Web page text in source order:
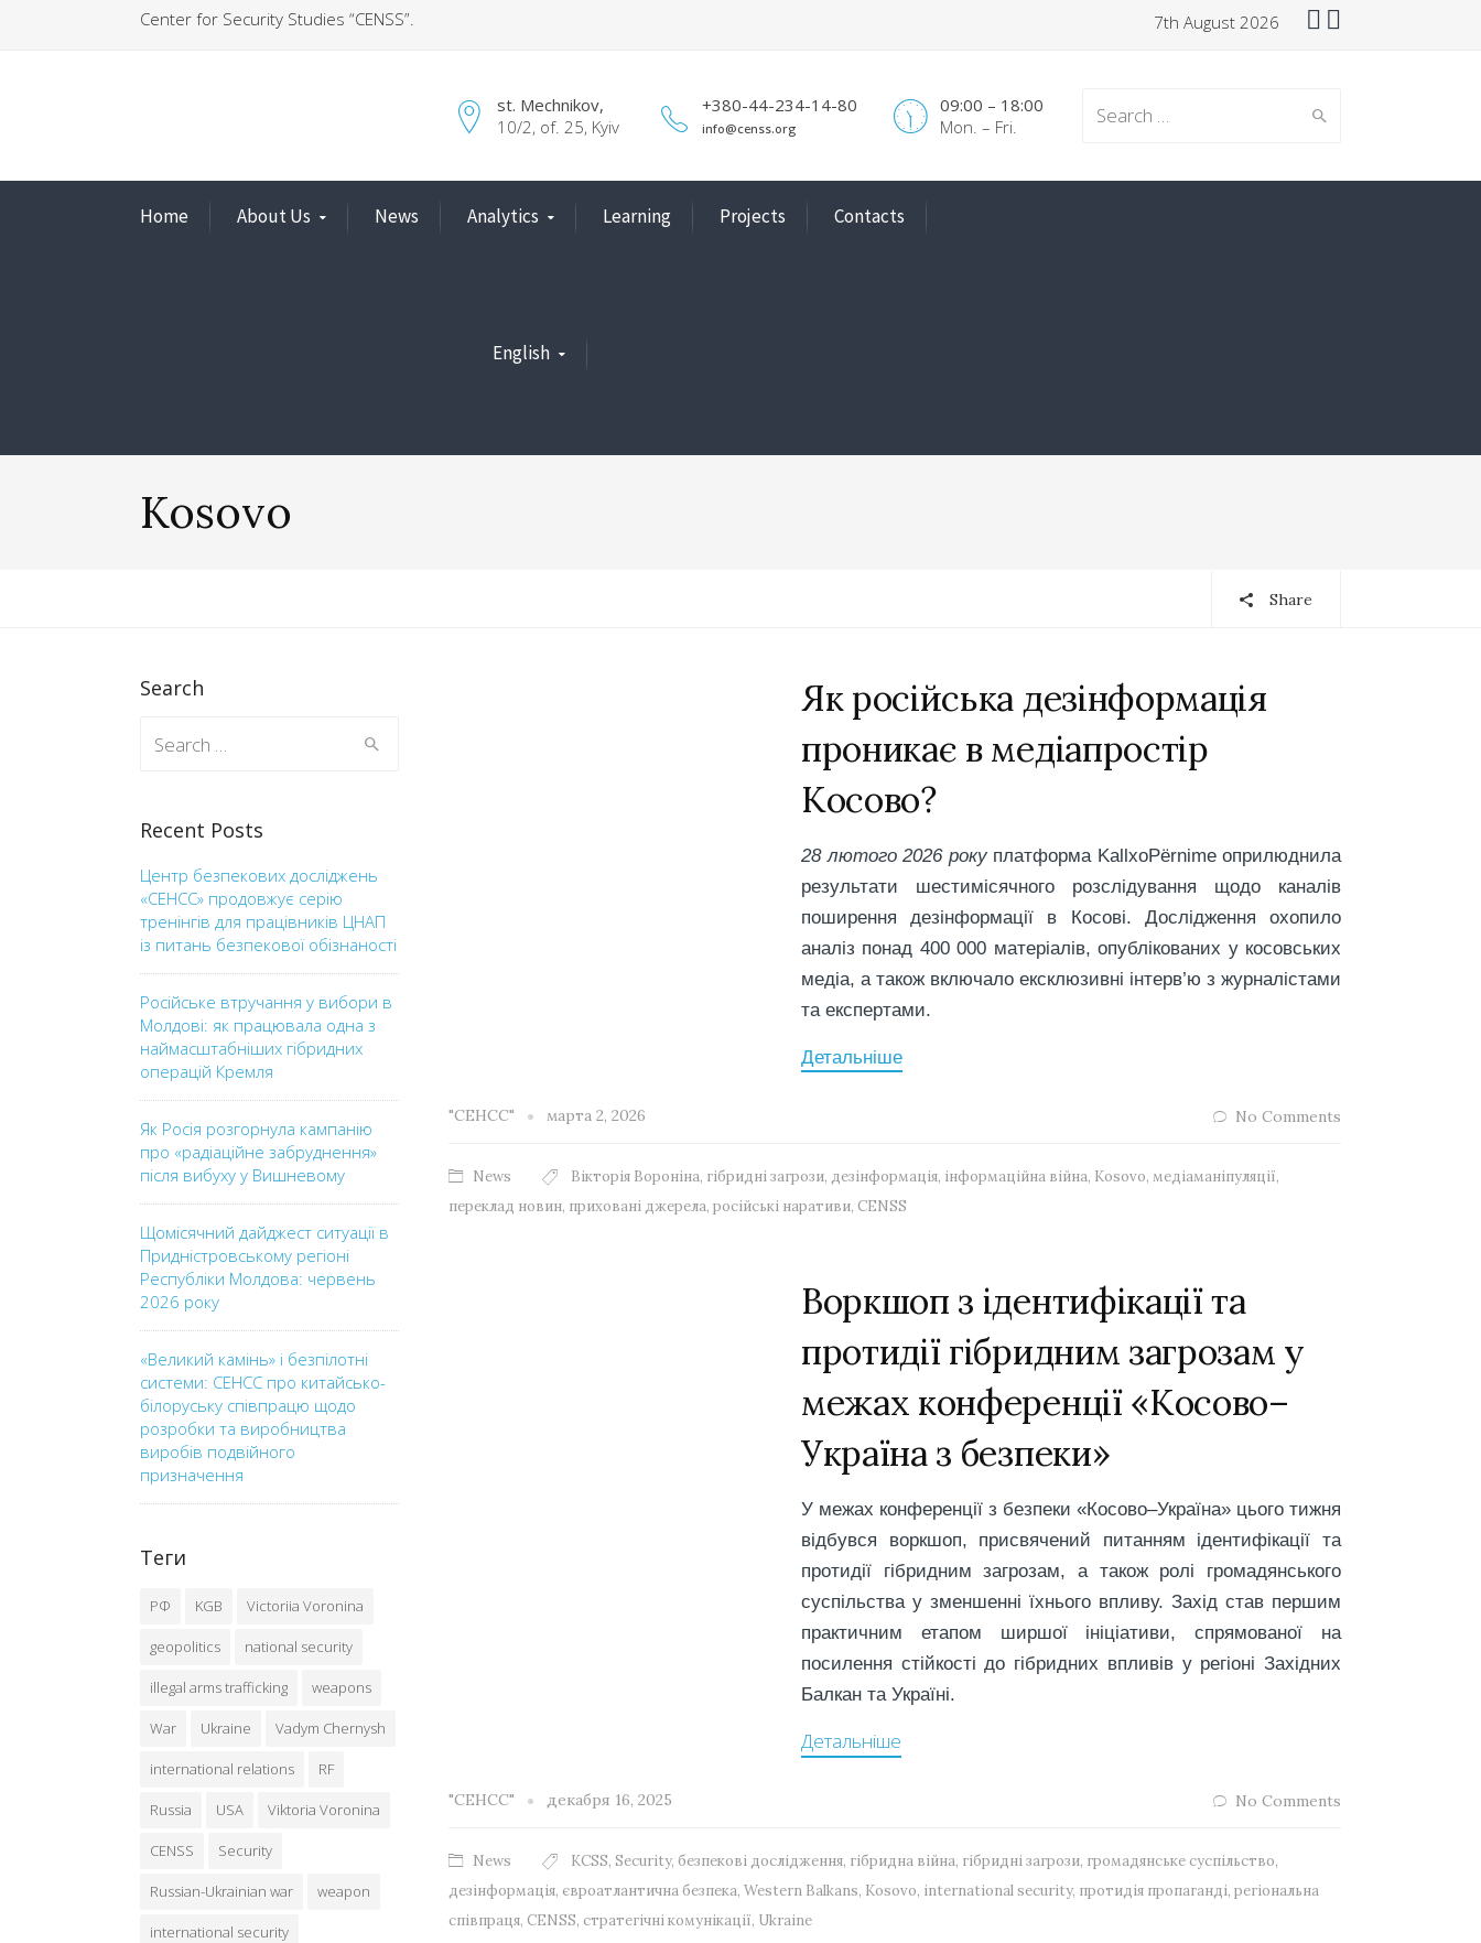
Center for Security Studies “CENSS”. 7th August 2026
Search for:
09:00 – 18:00
Mon. – Fri.
+380-44-234-14-80
info@censs.org
st. Mechnikov,
10/2, of. 25, Kyiv
Home About Us News Analytics Learning Projects Contacts
English
Kosovo
Share
Як російська дезінформація
проникає в медіапростір
Косово?
28 лютого 2026 рокуплатформа KallxoPërnimeоприлюднила
результати шестимісячного розслідування щодо каналів
поширення дезінформації в Косові. Дослідження охопило
аналіз понад 400 000 матеріалів, опублікованих у косовських
медіа, а також включало ексклюзивні інтерв’ю з журналістами
та експертами.
Детальніше
"СЕНСС" марта 2, 2026 No Comments
News Вікторія Вороніна, гібридні загрози, дезінформація, інформаційна війна, Kosovo, медіаманіпуляції,
переклад новин, приховані джерела, російські наративи, CENSS
Воркшоп з ідентифікації та
протидії гібридним загрозам у
межах конференції «Косово–
Україна з безпеки»
У межах конференції з безпеки «Косово–Україна» цього тижня
відбувся воркшоп, присвячений питанням ідентифікації та
протидії гібридним загрозам, а також ролі громадянського
суспільства у зменшенні їхнього впливу. Захід став першим
практичним етапом ширшої ініціативи, спрямованої на
посилення стійкості до гібридних впливів у регіоні Західних
Балкан та Україні.
Детальніше
"СЕНСС" декабря 16, 2025 No Comments
News KCSS, Security, безпекові дослідження, гібридна війна, гібридні загрози, громадянське суспільство,
дезінформація, євроатлантична безпека, Western Balkans, Kosovo, international security, протидія пропаганді, регіональна
співпраця, CENSS, стратегічні комунікації, Ukraine
Search
Recent Posts
Центр безпекових досліджень
«СЕНСС» продовжує серію
тренінгів для працівників ЦНАП
із питань безпекової обізнаності
Російське втручання у вибори в
Молдові: як працювала одна з
наймасштабніших гібридних
операцій Кремля
Як Росія розгорнула кампанію
про «радіаційне забруднення»
після вибуху у Вишневому
Щомісячний дайджест ситуації в
Придністровському регіоні
Республіки Молдова: червень
2026 року
«Великий камінь» і безпілотні
системи: СЕНСС про китайсько-
білоруську співпрацю щодо
розробки та виробництва
виробів подвійного
призначення
Теги
РФ KGB Victoriia Voronina
geopolitics national security
illegal arms trafficking weapons
War Ukraine Vadym Chernysh
international relations RF
Russia USA Viktoria Voronina
CENSS Security
Russian-Ukrainian war weapon
international security